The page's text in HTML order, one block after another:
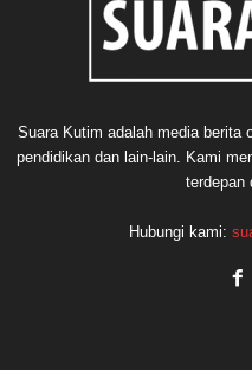
Suara Kutim adalah media berita
pendidikan dan lain-lain. Kami
terdepan
Hubungi kami: